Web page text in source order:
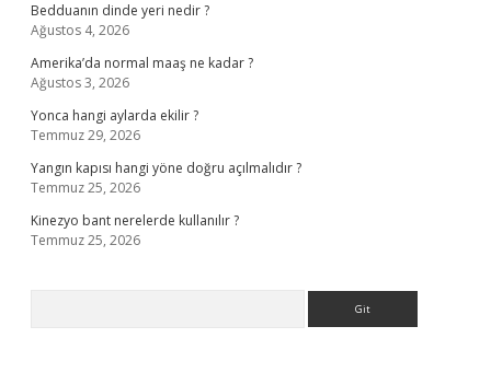
Bedduanın dinde yeri nedir ?
Ağustos 4, 2026
Amerika’da normal maaş ne kadar ?
Ağustos 3, 2026
Yonca hangi aylarda ekilir ?
Temmuz 29, 2026
Yangın kapısı hangi yöne doğru açılmalıdır ?
Temmuz 25, 2026
Kinezyo bant nerelerde kullanılır ?
Temmuz 25, 2026